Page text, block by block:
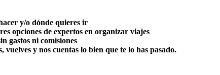
y/o dónde quieres ir
opciones de expertos en organizar viajes
gastos ni comisiones
vuelves y nos cuentas lo bien que te lo has pasado.